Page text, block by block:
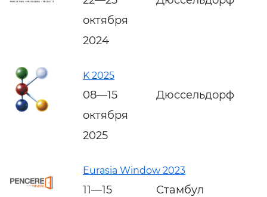
октября
2024
K 2025
08—15
октября
2025
Дюссельдорф
Eurasia Window 2023
11—15
Стамбул